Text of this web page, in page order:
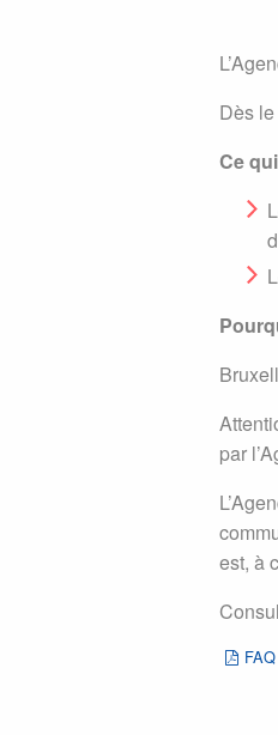
Dès
Ce
par
est, à